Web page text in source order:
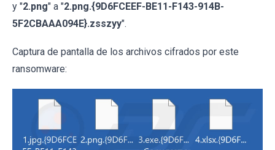
y "2.png" a "2.png.{9D6FCEEF-BE11-F143-914B-
5F2CBAAA094E}.zsszyy".
Captura de pantalla de los archivos cifrados por este
ransomware: